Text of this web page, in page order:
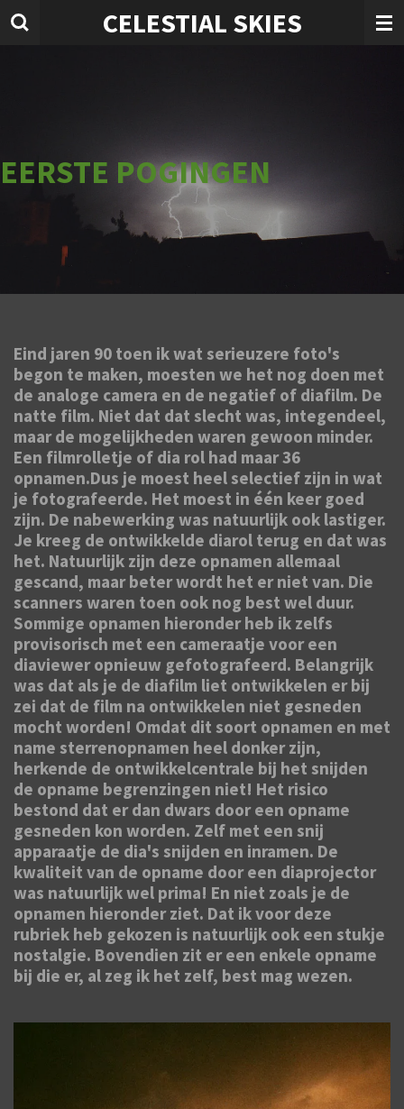
Ga
CELESTIAL SKIES
EERSTE POGINGEN
Eind jaren 90 toen ik wat serieuzere foto's
begon te maken, moesten we het nog doen met
de analoge camera en de negatief of diafilm. De
natte film. Niet dat dat slecht was, integendeel,
maar de mogelijkheden waren gewoon minder.
Een filmrolletje of dia rol had maar 36
opnamen.Dus je moest heel selectief zijn in wat
je fotografeerde. Het moest in één keer goed
zijn. De nabewerking was natuurlijk ook lastiger.
Je kreeg de ontwikkelde diarol terug en dat was
het. Natuurlijk zijn deze opnamen allemaal
gescand, maar beter wordt het er niet van. Die
scanners waren toen ook nog best wel duur.
Sommige opnamen hieronder heb ik zelfs
provisorisch met een cameraatje voor een
diaviewer opnieuw gefotografeerd. Belangrijk
was dat als je de diafilm liet ontwikkelen er bij
zei dat de film na ontwikkelen niet gesneden
mocht worden! Omdat dit soort opnamen en met
name sterrenopnamen heel donker zijn,
herkende de ontwikkelcentrale bij het snijden
de opname begrenzingen niet! Het risico
bestond dat er dan dwars door een opname
gesneden kon worden. Zelf met een snij
apparaatje de dia's snijden en inramen. De
kwaliteit van de opname door een diaprojector
was natuurlijk wel prima! En niet zoals je de
opnamen hieronder ziet. Dat ik voor deze
rubriek heb gekozen is natuurlijk ook een stukje
nostalgie. Bovendien zit er een enkele opname
bij die er, al zeg ik het zelf, best mag wezen.